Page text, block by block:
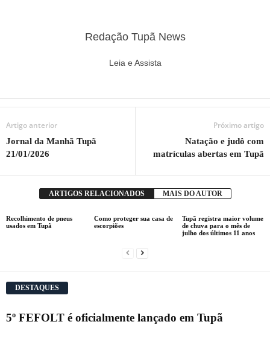
Redação Tupã News
Leia e Assista
Artigo anterior
Jornal da Manhã Tupã
21/01/2026
Próximo artigo
Natação e judô com
matrículas abertas em Tupã
ARTIGOS RELACIONADOS MAIS DO AUTOR
Recolhimento de pneus
usados em Tupã
Como proteger sua casa de
escorpiões
Tupã registra maior volume
de chuva para o mês de
julho dos últimos 11 anos
DESTAQUES
5º FEFOLT é oficialmente lançado em Tupã